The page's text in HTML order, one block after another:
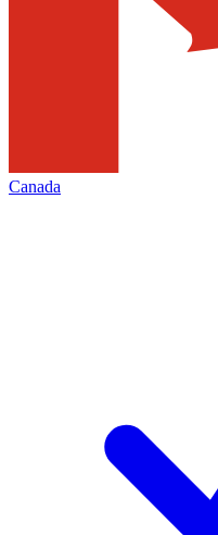
Canada